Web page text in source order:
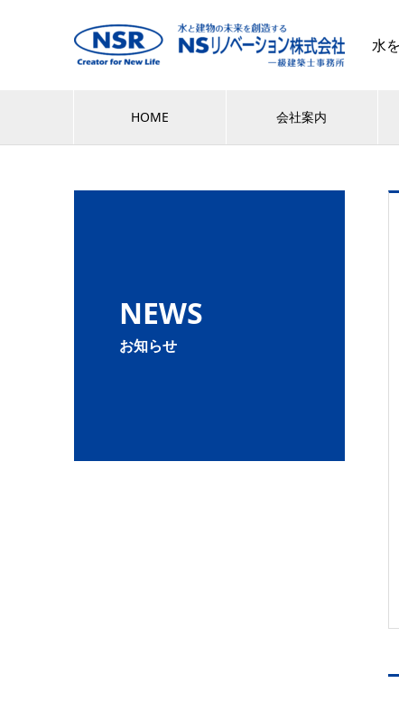
水
HOME 会社案内
NEWS
お知らせ